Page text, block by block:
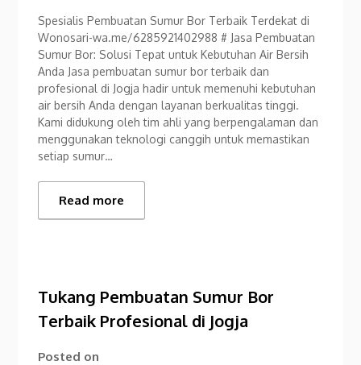
Spesialis Pembuatan Sumur Bor Terbaik Terdekat di
Wonosari-wa.me/6285921402988 # Jasa Pembuatan
Sumur Bor: Solusi Tepat untuk Kebutuhan Air Bersih
Anda Jasa pembuatan sumur bor terbaik dan
profesional di Jogja hadir untuk memenuhi kebutuhan
air bersih Anda dengan layanan berkualitas tinggi.
Kami didukung oleh tim ahli yang berpengalaman dan
menggunakan teknologi canggih untuk memastikan
setiap sumur…
Read more
Tukang Pembuatan Sumur Bor
Terbaik Profesional di Jogja
Posted on